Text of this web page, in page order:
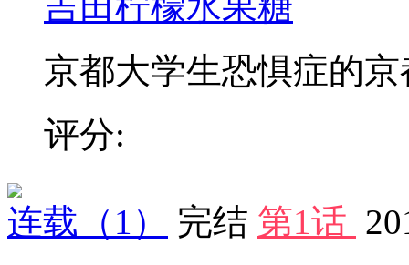
京都大学生恐惧症的京
评分:
连载 （1） 完结 第1话